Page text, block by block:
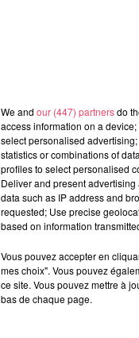
We and our (447) partnersdo
access information on a
select personalised
statistics or combinations of
profiles to select personalised
Deliver and present
data such as IP address and
requested; Use precise
based on information
Vous pouvez accepter en
mes choix". Vous pouvez
ce site. Vous pouvez mettre à
bas de chaque page.